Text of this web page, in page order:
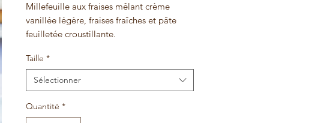
Millefeuille aux fraises mêlant crème
vanillée légère, fraises fraîches et pâte
feuilletée croustillante.
Taille *
Sélectionner
Quantité *